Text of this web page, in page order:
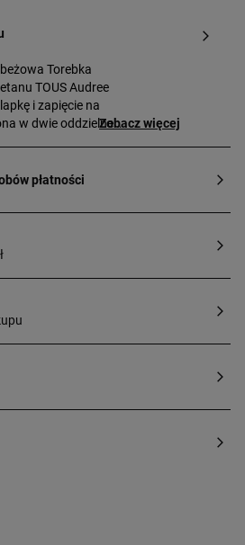
Torebka
TOUS Audree
i zapięcie na
w dwie oddzielne
na ramię i
x głębokość):
Zobacz więcej
płatności